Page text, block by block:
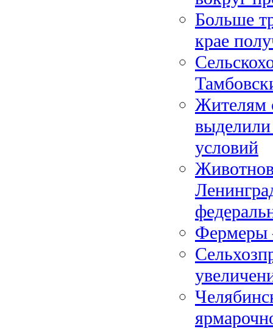
Больше
крае
Жителям
условий
Фермеры